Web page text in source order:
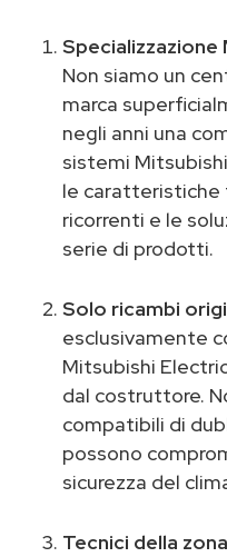
Specializzazione
Non siamo un
marca
negli anni una
sistemi
le caratteristiche
ricorrenti e le
serie di prodotti.
Solo ricambi
esclusivamente
Mitsubishi
dal costruttore.
compatibili di
possono
sicurezza del
Tecnici della